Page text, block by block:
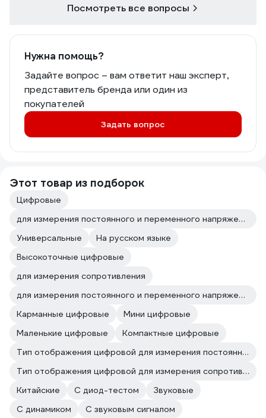
измеряет пост. и перемен.
фигурирует во многих рейтингах не на
восхваляющих видео, а по факту
получается "дичь"
Посмотреть все вопросы
Нужна помощь?
Задайте вопрос – вам ответит наш эксперт,
представитель бренда или один из
покупателей
Задать вопрос
Этот товар из подборок
Цифровые
для измерения постоянного и переменного напряжения
Универсальные
На русском языке
Высокоточные цифровые
для измерения сопротивления
для измерения постоянного и переменного напряжения для измерения сопротивления
Карманные цифровые
Мини цифровые
Маленькие цифровые
Компактные цифровые
Тип отображения цифровой для измерения постоянного и переменного напряжения
Тип отображения цифровой для измерения сопротивления
Китайские
С диод-тестом
Звуковые
С динамиком
С звуковым сигналом